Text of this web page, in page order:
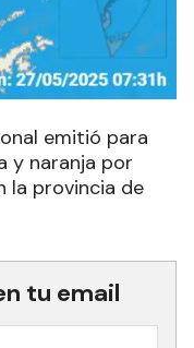
emitió para
y naranja por
la provincia de
tu email